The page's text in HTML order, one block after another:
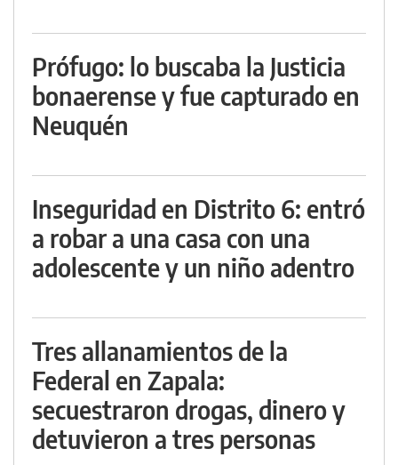
Prófugo: lo buscaba la Justicia
bonaerense y fue capturado en
Neuquén
Inseguridad en Distrito 6: entró
a robar a una casa con una
adolescente y un niño adentro
Tres allanamientos de la
Federal en Zapala:
secuestraron drogas, dinero y
detuvieron a tres personas